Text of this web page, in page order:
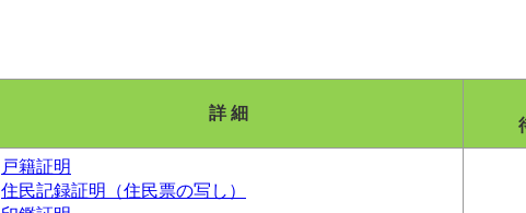
詳 細
戸籍証明
住民記録証明（住民票の写し）